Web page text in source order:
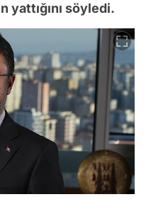
yattığını söyledi.